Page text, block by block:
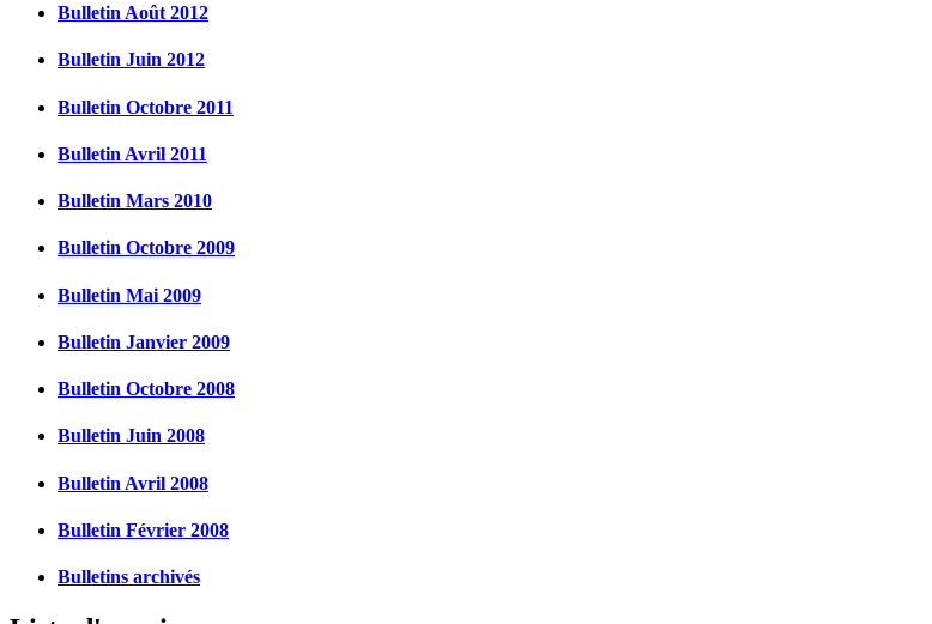
Bulletin Août 2012
Bulletin Juin 2012
Bulletin Octobre 2011
Bulletin Avril 2011
Bulletin Mars 2010
Bulletin Octobre 2009
Bulletin Mai 2009
Bulletin Janvier 2009
Bulletin Octobre 2008
Bulletin Juin 2008
Bulletin Avril 2008
Bulletin Février 2008
Bulletins archivés